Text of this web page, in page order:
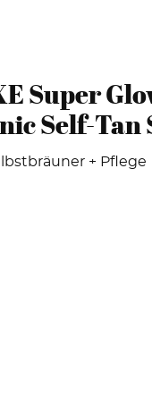
Super
Self-Tan
+ Pflege